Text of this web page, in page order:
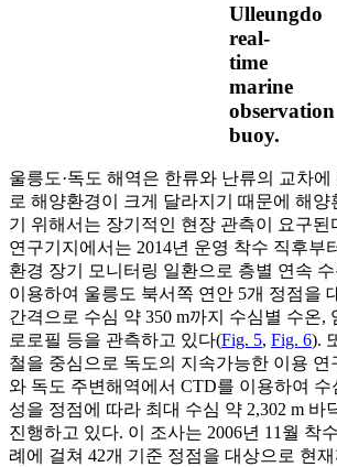
Ulleungdo
real-
time
marine
observation
buoy.
울릉도·독도 해역은 한류와 난류의 교차에
로 해양환경이 크게 달라지기 때문에 해
기 위해서는 장기적인 현장 관측이 요구
연구기지에서는 2014년 운영 착수 직후부
환경 장기 모니터링 일환으로 층별 연속
이용하여 울릉도 북서쪽 연안 5개 정점을
간격으로 수심 약 350 m까지 수심별 수온,
로로필 등을 관측하고 있다(Fig. 5, Fig. 6).
철을 중심으로 독도의 지속가능한 이용 연
와 독도 주변해역에서 CTD를 이용하여 수
성을 정점에 따라 최대 수심 약 2,302 m 바
진행하고 있다. 이 조사는 2006년 11월 착
례에 걸쳐 42개 기준 정점을 대상으로 현